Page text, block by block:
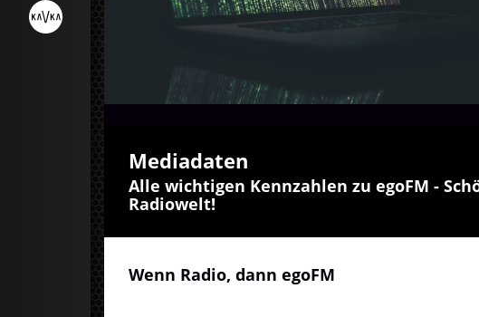
Mediadaten
Alle wichtigen Kennzahlen zu egoFM -
Radiowelt!
Wenn Radio, dann egoFM